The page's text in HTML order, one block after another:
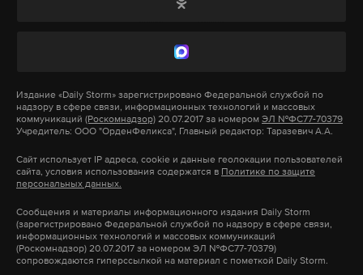
работает там, где тормозит интернет.
Макс Telegram
Приглашение на саммит получил не только
Зеленский, несмотря на то что его страна не
Bloomberg, с таким предложением выступили
некоторые государства — члены G20, в том числе
сообщил, что принял приглашение.
Подпишитесь на Daily Storm вMAX. Он
работает там, где тормозит интернет.
А еще мы есть вTelegram,Дзени VK
Издание «Daily Storm» зарегистрировано Федеральной службой по
надзору в сфере связи, информационных технологий и массовых
коммуникаций (Роскомнадзор) 20.07.2017 за номером ЭЛ №ФС77-70379
Учредитель: ООО "ОрденФеликса", Главный редактор: Таразевич А.А.
Сайт использует IP адреса, cookie и данные геолокации пользователей
сайта, условия использования содержатся в Политике по защите
персональных данных.
Сообщения и материалы информационного издания Daily Storm
(зарегистрировано Федеральной службой по надзору в сфере связи,
информационных технологий и массовых коммуникаций
(Роскомнадзор) 20.07.2017 за номером ЭЛ №ФС77-70379)
сопровождаются гиперссылкой на материал с пометкой Daily Storm.